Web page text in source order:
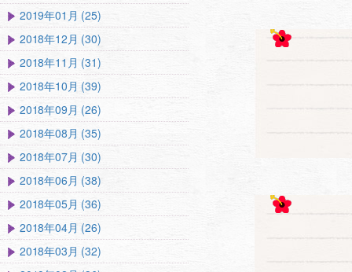
2019年01月 (25)
2018年12月 (30)
2018年11月 (31)
2018年10月 (39)
2018年09月 (26)
2018年08月 (35)
2018年07月 (30)
2018年06月 (38)
2018年05月 (36)
2018年04月 (26)
2018年03月 (32)